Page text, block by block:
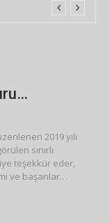
2019 yılı
sınırlı
teşekkür eder,
ve başarılar…